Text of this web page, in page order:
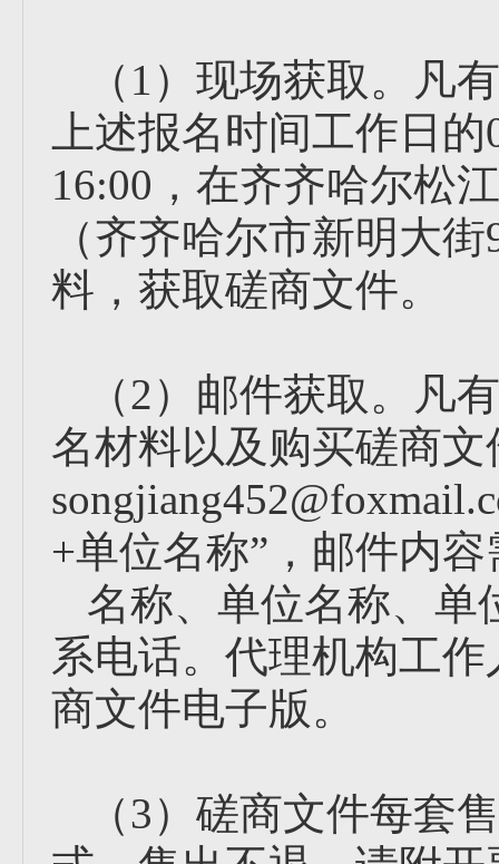
（1）现场获取。凡
上述报名时间工作日
16:00，在齐齐哈尔松
（齐齐哈尔市新明大
料，获取磋商文件。
（2）邮件获取。凡
名材料以及购买磋商
+单位名称”，邮件内
名称、单位名称、单
系电话。代理机构工
商文件电子版。
（3）磋商文件每套